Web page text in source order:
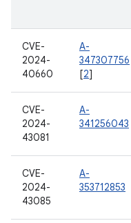
CVE-
2024-
40660
A-
347307756
[2]
CVE-
2024-
43081
A-
341256043
CVE-
2024-
43085
A-
353712853